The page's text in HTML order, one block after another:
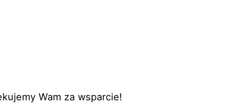
Wam za wsparcie!